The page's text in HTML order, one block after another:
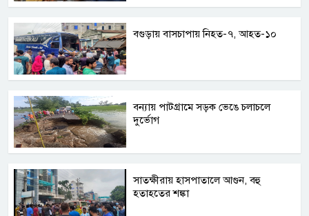
বগুড়ায় বাসচাপায় নিহত-৭, আহত-১০
বন্যায় পাটগ্রামে সড়ক ভেঙে চলাচলে
দুর্ভোগ
সাতক্ষীরায় হাসপাতালে আগুন, বহু
হতাহতের শঙ্কা